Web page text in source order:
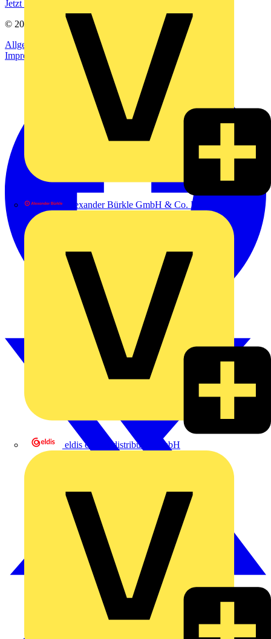
Alexander Bürkle GmbH & Co. KG
eldis electro distributor GmbH
Jetzt registrieren
© 2002-
Voltimum
Allgemeine Geschäftsbedingungen
Datenschutzerklärung
Impressum